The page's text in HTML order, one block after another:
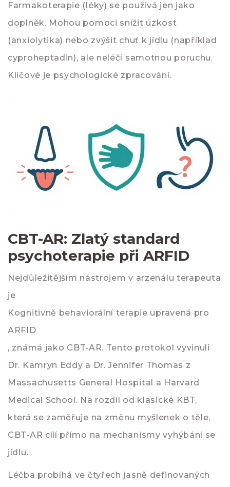
Farmakoterapie (léky) se používá jen jako
doplněk. Mohou pomoci snížit úzkost
(anxiolytika) nebo zvýšit chuť k jídlu (například
cyproheptadin), ale neléčí samotnou poruchu.
Klíčové je psychologické zpracování.
CBT-AR: Zlatý standard
psychoterapie při ARFID
Nejdůležitějším nástrojem v arzenálu terapeuta
je
Kognitivně behaviorální terapie upravená pro
ARFID
, známá jako CBT-AR. Tento protokol vyvinuli
Dr. Kamryn Eddy a Dr. Jennifer Thomas z
Massachusetts General Hospital a Harvard
Medical School. Na rozdíl od klasické KBT,
která se zaměřuje na změnu myšlenek o těle,
CBT-AR cílí přímo na mechanismy vyhýbání se
jídlu.
Léčba probíhá ve čtyřech jasně definovaných